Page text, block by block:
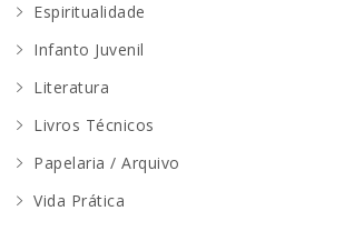
Espiritualidade
Infanto Juvenil
Literatura
Livros Técnicos
Papelaria / Arquivo
Vida Prática